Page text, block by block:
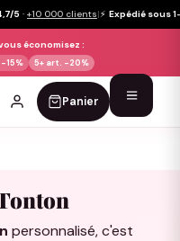
5 · +10 000 clients|⚡ Expédié sous
économisez :
-15% 5+ art. -20%
Panier
personnalisé, c'est